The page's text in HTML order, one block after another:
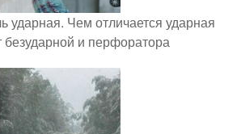
ударная. Чем отличается ударная
безударной и перфоратора